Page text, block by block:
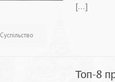
[…]
Суспільство
Топ-8